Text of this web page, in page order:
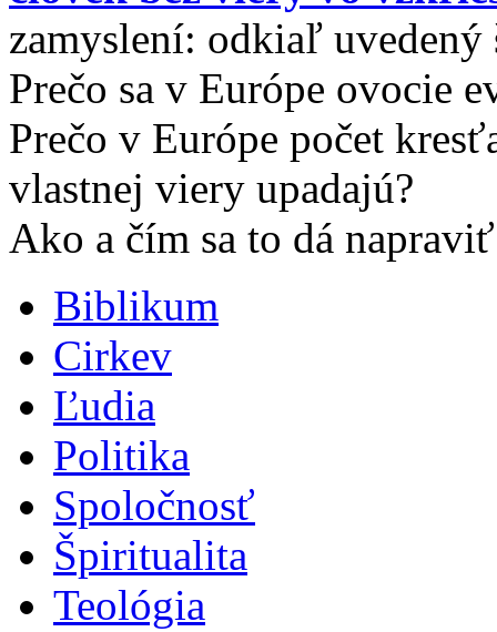
zamyslení: odkiaľ uvedený
Prečo sa v Európe ovocie
Prečo v Európe počet
vlastnej viery upadajú?
Ako a čím sa to dá
Biblikum
Cirkev
Ľudia
Politika
Spoločnosť
Špiritualita
Teológia